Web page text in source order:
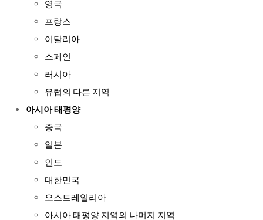
영국
프랑스
이탈리아
스페인
러시아
유럽의 다른 지역
아시아 태평양
중국
일본
인도
대한민국
오스트레일리아
아시아 태평양 지역의 나머지 지역